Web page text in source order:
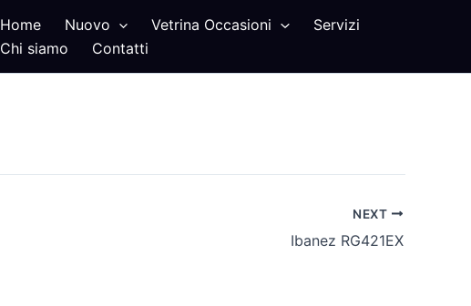
Home Nuovo Vetrina Occasioni
Servizi
Chi siamo
Contatti
NEXT
Ibanez RG421EX